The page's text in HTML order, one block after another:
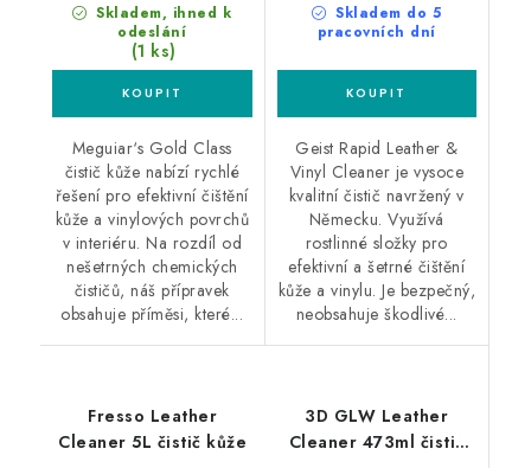
Skladem, ihned k
odeslání
(1 ks)
Meguiar‘s Gold Class
čistič kůže nabízí rychlé
řešení pro efektivní čištění
kůže a vinylových povrchů
v interiéru. Na rozdíl od
nešetrných chemických
čističů, náš přípravek
obsahuje příměsi, které...
Skladem do 5
pracovních dní
Geist Rapid Leather &
Vinyl Cleaner je vysoce
kvalitní čistič navržený v
Německu. Využívá
rostlinné složky pro
efektivní a šetrné čištění
kůže a vinylu. Je bezpečný,
neobsahuje škodlivé...
Fresso Leather
Cleaner 5L čistič kůže
3D GLW Leather
Cleaner 473ml čistič